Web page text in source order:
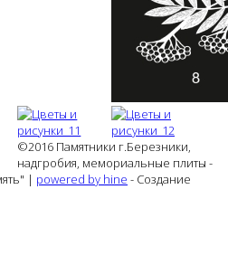
©2016 Памятники г.Березники,
надгробия, мемориальные плиты -
| powered by hine - Создание